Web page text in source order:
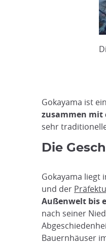
Gokayama ist
zusammen mit
sehr
Die
Gokayama liegt
und der
Außenwelt bis
nach seiner
Bauernhäuser